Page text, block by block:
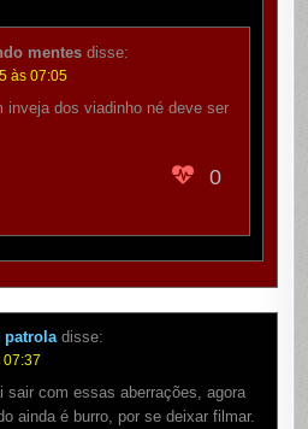
mentes disse:
às 07:05
inveja dos viadinho né deve ser
0
patrola disse:
07:37
sair com essas aberrações, agora
ainda é burro, por se deixar filmar.